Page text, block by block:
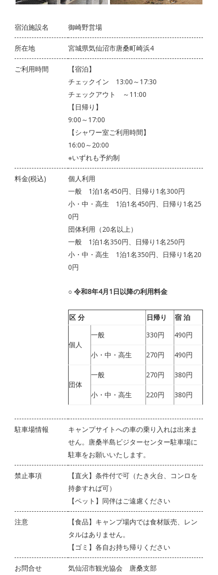
宿泊施設名 御崎野営場
所在地 宮城県気仙沼市唐桑町崎浜4
ご利用時間
【宿泊】
チェックイン 13:00～17:30
チェックアウト ～11:00
【日帰り】
9:00～17:00
【シャワー室ご利用時間】
16:00～20:00
※いずれも予約制
料金(税込)
個人利用
一般 1泊1名450円、日帰り1名300円
小・中・高生 1泊1名450円、日帰り1名25
0円
団体利用（20名以上）
一般 1泊1名350円、日帰り1名250円
小・中・高生 1泊1名350円、日帰り1名20
0円
○ 令和8年4月1日以降の利用料金
区 分 日帰り 宿 泊
個人
一般 330円 490円
小・中・高生 270円 490円
団体
一般 270円 380円
小・中・高生 220円 380円
駐車場情報
キャンプサイトへの車の乗り入れは出来ま
せん。唐桑半島ビジターセンター駐車場に
駐車をお願いいたします。
禁止事項
【直火】条件付で可（たき火台、コンロを
持参すれば可）
【ペット】同伴はご遠慮ください
注意
【食品】キャンプ場内では食材販売、レン
タルはありません。
【ゴミ】各自お持ち帰りください
お問合せ
気仙沼市観光協会 唐桑支部